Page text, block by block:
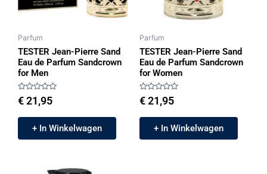
Parfum
TESTER Jean-Pierre Sand
Eau de Parfum Sandcrown
for Men
Gewaardeerd
0
5
€21,95
+ In Winkelwagen
Parfum
TESTER Jean-Pierre Sand
Eau de Parfum Sandcrown
for Women
Gewaardeerd
0
5
€21,95
+ In Winkelwagen